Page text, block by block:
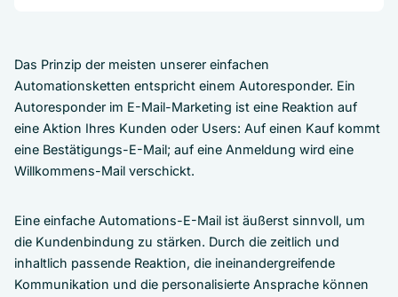
Das Prinzip der meisten unserer einfachen
Automationsketten entspricht einem Autoresponder. Ein
Autoresponder im E-Mail-Marketing ist eine Reaktion auf
eine Aktion Ihres Kunden oder Users: Auf einen Kauf kommt
eine Bestätigungs-E-Mail; auf eine Anmeldung wird eine
Willkommens-Mail verschickt.
Eine einfache Automations-E-Mail ist äußerst sinnvoll, um
die Kundenbindung zu stärken. Durch die zeitlich und
inhaltlich passende Reaktion, die ineinandergreifende
Kommunikation und die personalisierte Ansprache können